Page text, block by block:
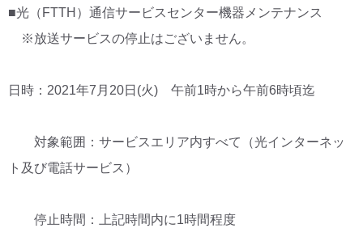
■光（FTTH）通信サービスセンター機器メンテナンス
※放送サービスの停止はございません。
日時：2021年7月20日(火) 午前1時から午前6時頃迄
対象範囲：サービスエリア内すべて（光インターネッ
ト及び電話サービス）
停止時間：上記時間内に1時間程度